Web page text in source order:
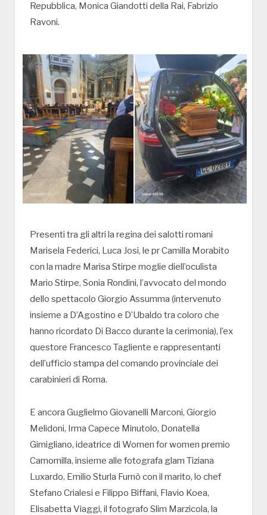
Repubblica, Monica Giandotti della Rai, Fabrizio
Ravoni.
Presenti tra gli altri la regina dei salotti romani
Marisela Federici, Luca Josi, le pr Camilla Morabito
con la madre Marisa Stirpe moglie diell’oculista
Mario Stirpe, Sonia Rondini, l’avvocato del mondo
dello spettacolo Giorgio Assumma (intervenuto
insieme a D’Agostino e D’Ubaldo tra coloro che
hanno ricordato Di Bacco durante la cerimonia), l’ex
questore Francesco Tagliente e rappresentanti
dell’ufficio stampa del comando provinciale dei
carabinieri di Roma.
E ancora Guglielmo Giovanelli Marconi, Giorgio
Melidoni, Irma Capece Minutolo, Donatella
Gimigliano, ideatrice di Women for women premio
Camomilla, insieme alle fotografa glam Tiziana
Luxardo, Emilio Sturla Furnò con il marito, lo chef
Stefano Crialesi e Filippo Biffani, Flavio Koea,
Elisabetta Viaggi, il fotografo Slim Marzicola, la